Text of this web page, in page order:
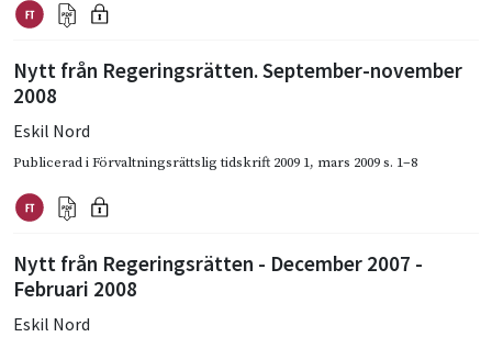
Nytt från Regerings­rätten. September-november
2008
Eskil Nord
Publicerad iFörvaltningsrättslig tidskrift 2009 1, mars 2009s. 1–8
Nytt från Regeringsrätten - December 2007 -
Februari 2008
Eskil Nord